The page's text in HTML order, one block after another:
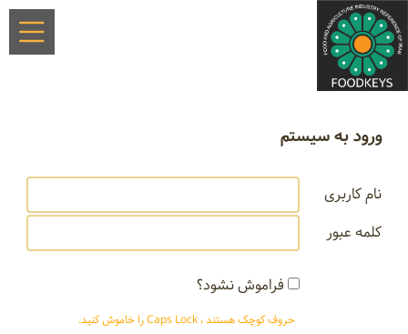
ورود به سیستم
نام کاربری
کلمه عبور
فراموش نشود؟
حروف کوچک هستند ، Caps Lock را خاموش کنید.